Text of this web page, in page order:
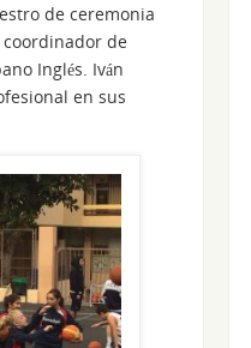
de ceremonia
coordinador de
Inglés. Iván
en sus